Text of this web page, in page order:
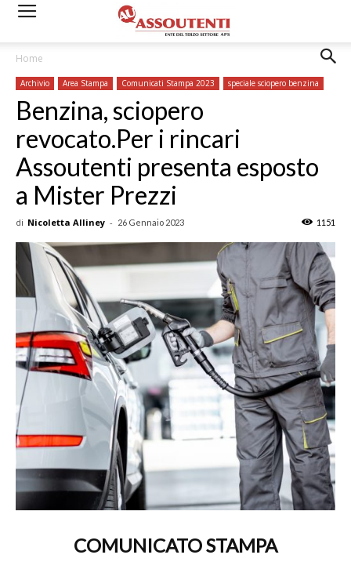
Home
Archivio Area Stampa Comunicati Stampa 2023 speciale sciopero benzina
Benzina, sciopero
revocato.Per i rincari
Assoutenti presenta esposto
a Mister Prezzi
di Nicoletta Alliney - 26 Gennaio 2023 1151
COMUNICATO STAMPA